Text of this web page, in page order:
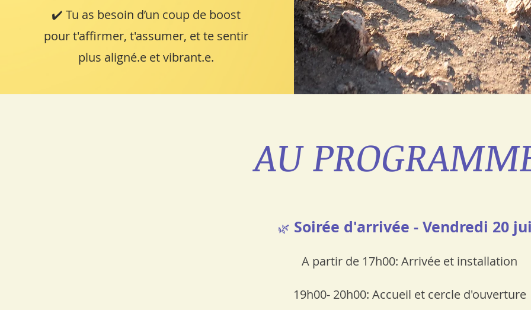
✔️ Tu as besoin d’un coup de boost
pour t'affirmer, t'assumer, et te sentir
plus aligné.e et vibrant.e.
AU
🌿 Soirée d'arrivée - Vendredi 20
A partir de 17h00: Arrivée et installation
19h00- 20h00: Accueil et cercle d'ouverture